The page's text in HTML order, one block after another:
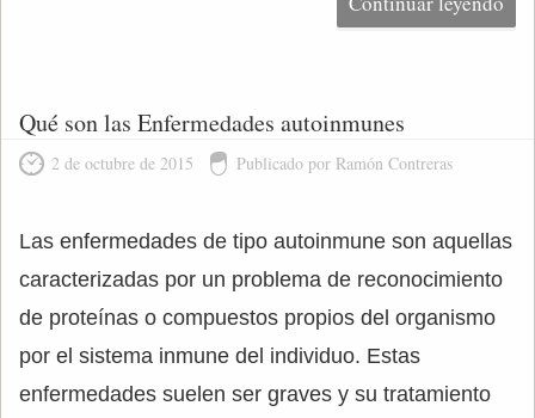
Qué son las Enfermedades autoinmunes
2 de octubre de 2015 Publicado por Ramón Contreras
Las enfermedades de tipo autoinmune son aquellas
caracterizadas por un problema de reconocimiento
de proteínas o compuestos propios del organismo
por el sistema inmune del individuo. Estas
enfermedades suelen ser graves y su tratamiento